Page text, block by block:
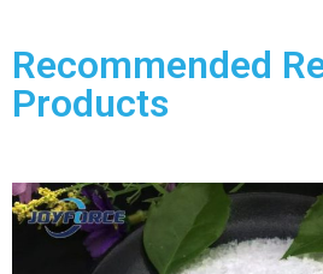
Recommended
Products